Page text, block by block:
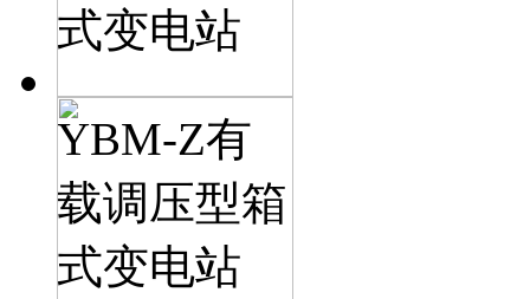
式变电站
YBM-Z有
载调压型箱
式变电站